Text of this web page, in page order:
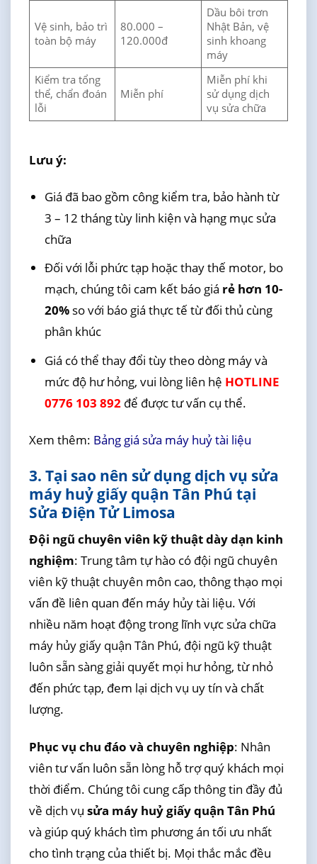
Vệ sinh, bảo trì
toàn bộ máy
80.000 –
120.000đ
Dầu bôi trơn
Nhật Bản, vệ
sinh khoang
máy
Kiểm tra tổng
thể, chẩn đoán
lỗi
Miễn phí
Miễn phí khi
sử dụng dịch
vụ sửa chữa
Lưu ý:
Giá đã bao gồm công kiểm tra, bảo hành từ
3 – 12 tháng tùy linh kiện và hạng mục sửa
chữa
Đối với lỗi phức tạp hoặc thay thế motor, bo
mạch, chúng tôi cam kết báo giá rẻ hơn 10-
20%so với báo giá thực tế từ đối thủ cùng
phân khúc
Giá có thể thay đổi tùy theo dòng máy và
mức độ hư hỏng, vui lòng liên hệ HOTLINE
0776 103 892để được tư vấn cụ thể.
Xem thêm: Bảng giá sửa máy huỷ tài liệu
3. Tại sao nên sử dụng dịch vụ sửa
máy huỷ giấy quận Tân Phú tại
Sửa Điện Tử Limosa
Đội ngũ chuyên viên kỹ thuật dày dạn kinh
nghiệm: Trung tâm tự hào có đội ngũ chuyên
viên kỹ thuật chuyên môn cao, thông thạo mọi
vấn đề liên quan đến máy hủy tài liệu. Với
nhiều năm hoạt động trong lĩnh vực sửa chữa
máy hủy giấy quận Tân Phú, đội ngũ kỹ thuật
luôn sẵn sàng giải quyết mọi hư hỏng, từ nhỏ
đến phức tạp, đem lại dịch vụ uy tín và chất
lượng.
Phục vụ chu đáo và chuyên nghiệp: Nhân
viên tư vấn luôn sẵn lòng hỗ trợ quý khách mọi
thời điểm. Chúng tôi cung cấp thông tin đầy đủ
về dịch vụ sửa máy huỷ giấy quận Tân Phú
và giúp quý khách tìm phương án tối ưu nhất
cho tình trạng của thiết bị. Mọi thắc mắc đều